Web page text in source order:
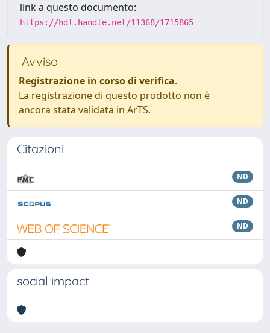
link a questo documento:
https://hdl.handle.net/11368/1715865
Avviso
Registrazione in corso di verifica.
La registrazione di questo prodotto non è
ancora stata validata in ArTS.
Citazioni
ND
ND
ND
social impact